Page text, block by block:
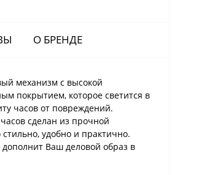
О БРЕНДЕ
механизм с высокой
покрытием, которое светится в
часов от повреждений.
сделан из прочной
удобно и практично.
Ваш деловой образ в